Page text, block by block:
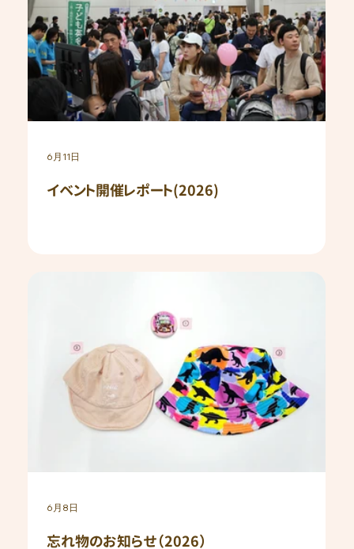
イベント開催レポート(2026)
6月11日
忘れ物のお知らせ（2026）
6月8日